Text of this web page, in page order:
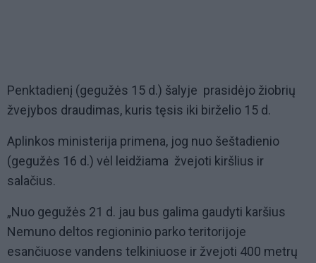
Penktadienį (gegužės 15 d.) šalyje prasidėjo žiobrių
žvejybos draudimas, kuris tęsis iki birželio 15 d.
Aplinkos ministerija primena, jog nuo šeštadienio
(gegužės 16 d.) vėl leidžiama žvejoti kiršlius ir
salačius.
„Nuo gegužės 21 d. jau bus galima gaudyti karšius
Nemuno deltos regioninio parko teritorijoje
esančiuose vandens telkiniuose ir žvejoti 400 metrų